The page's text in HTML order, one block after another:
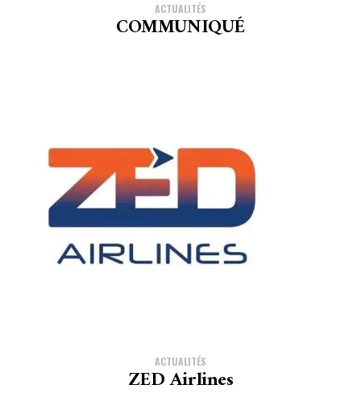
ACTUALITÉS
COMMUNIQUÉ
ACTUALITÉS
ZED Airlines